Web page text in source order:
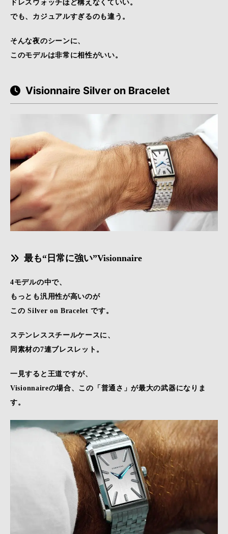
ドレスウォッチほど構えなくていい。
でも、カジュアルすぎるのも違う。
そんな夜のシーンに、
このモデルは非常に相性がいい。
Visionnaire Silver on Bracelet
最も“日常に強い”Visionnaire
4モデルの中で、
もっとも汎用性が高いのが
この Silver on Bracelet です。
ステンレススチールケースに、
同素材の7連ブレスレット。
一見すると王道ですが、
Visionnaireの場合、この「普通さ」が最大の武器になりま
す。